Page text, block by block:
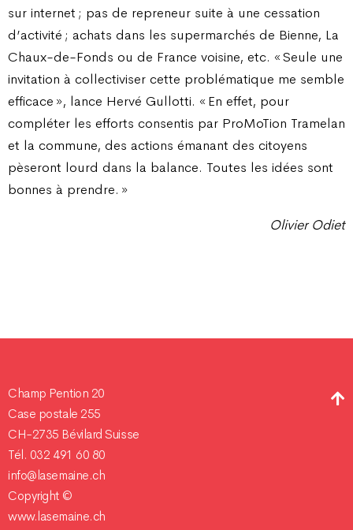
sur internet ; pas de repreneur suite à une cessation
d’activité ; achats dans les supermarchés de Bienne, La
Chaux-de-Fonds ou de France voisine, etc. « Seule une
invitation à collectiviser cette problématique me semble
efficace », lance Hervé Gullotti. « En effet, pour
compléter les efforts consentis par ProMoTion Tramelan
et la commune, des actions émanant des citoyens
pèseront lourd dans la balance. Toutes les idées sont
bonnes à prendre. »
Olivier Odiet
Champ Pention 20
Case postale 255
CH-2735 Bévilard Suisse
Tél. 032 491 60 80
info@lasemaine.ch
Copyright ©
www.lasemaine.ch